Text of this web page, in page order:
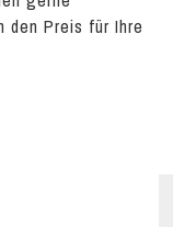
den Preis für Ihre